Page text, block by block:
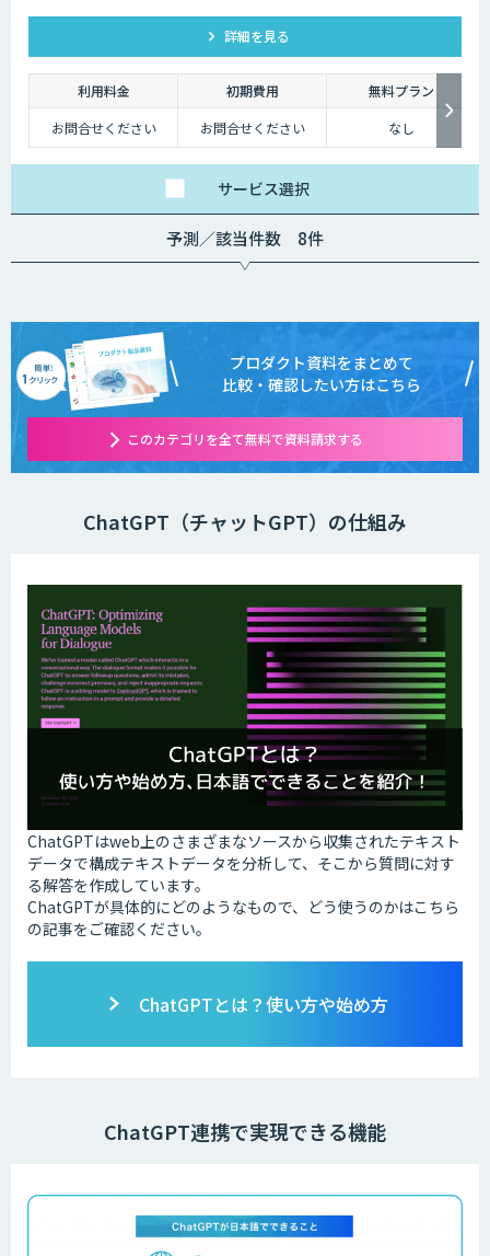
詳細を見る
利用料金 初期費用
無料プラン
お問合せください
お問合せください なし
サービス選択
予測／該当件数 8件
プロダクト資料をまとめて
比較・確認したい方はこちら
このカテゴリを全て無料で資料請求する
ChatGPT（チャットGPT）の仕組み
ChatGPTはweb上のさまざまなソースから収集されたテキスト
データで構成テキストデータを分析して、そこから質問に対す
る解答を作成しています。
ChatGPTが具体的にどのようなもので、どう使うのかはこちら
の記事をご確認ください。
ChatGPTとは？使い方や始め方
ChatGPT連携で実現できる機能